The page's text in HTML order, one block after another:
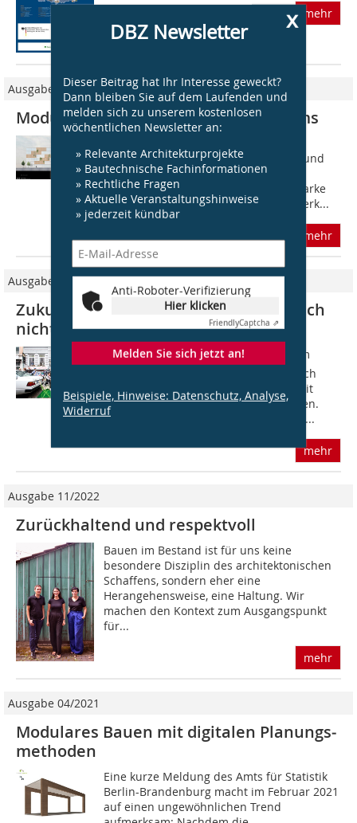
x
DBZ Newsletter
Dieser Beitrag hat Ihr Interesse geweckt?
Dann bleiben Sie auf dem Laufenden und
melden sich zu unserem kostenlosen
wöchentlichen Newsletter an:
» Relevante Architekturprojekte
» Bautechnische Fachinformationen
» Rechtliche Fragen
» Aktuelle Veranstaltungshinweise
» jederzeit kündbar
Anti-Roboter-Verifizierung
Hier klicken
FriendlyCaptcha ⇗
Melden Sie sich jetzt an!
Beispiele, Hinweise: Datenschutz, Analyse,
Widerruf
mehr
Ausgabe 12/2021
Modulares Bauen als Teil des Studiums
hochfunktionale, zeitlose Architektur und
formalästhetische Industrieprodukte.
Innerhalb der Lehre fand hier eine starke
Auseinandersetzung mit dem Handwerk...
mehr
Ausgabe 01/2021
Zukunftsfähig bauen. Warum eigentlich
nicht?
Zukunftsfähig bauen, das erscheint im
Augenblick fast ein Widerspruch in sich
selbst zu sein. Denn noch sind wir weit
entfernt davon, zukunftsfähig zu bauen.
Oder doch nicht? Wenn man sich, wie...
mehr
Ausgabe 11/2022
Zurückhaltend und respektvoll
Bauen im Bestand ist für uns keine
besondere Disziplin des architektonischen
Schaffens, sondern eher eine
Herangehensweise, eine Haltung. Wir
machen den Kontext zum Ausgangspunkt
für...
mehr
Ausgabe 04/2021
Modulares Bauen mit digitalen Planungs­
methoden
Eine kurze Meldung des Amts für Statistik
Berlin-Brandenburg macht im Februar 2021
auf einen ungewöhnlichen Trend